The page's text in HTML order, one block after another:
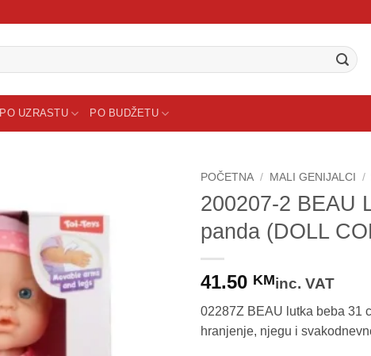
PO UZRASTU PO BUDŽETU
POČETNA / MALI GENIJALCI /
200207-2 BEAU
panda (DOLL
41.50 KMinc. VAT
02287Z BEAU lutka beba 31
hranjenje, njegu i